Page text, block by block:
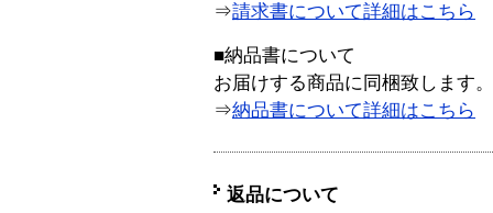
⇒請求書について詳細はこちら
■納品書について
お届けする商品に同梱致します。
⇒納品書について詳細はこちら
返品について